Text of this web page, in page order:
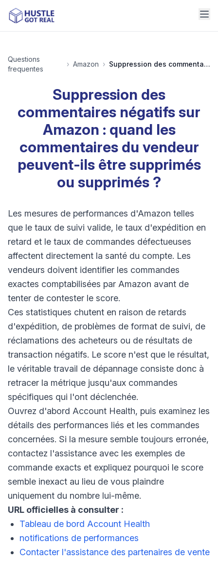
Questions
frequentes
› Amazon › Suppression des commentaires négatifs sur Amazon : quand les commentaires du vendeur peuvent-ils être supprimés ou supprimés ?
Suppression des
commentaires négatifs sur
Amazon : quand les
commentaires du vendeur
peuvent-ils être supprimés
ou supprimés ?
Les mesures de performances d'Amazon telles
que le taux de suivi valide, le taux d'expédition en
retard et le taux de commandes défectueuses
affectent directement la santé du compte. Les
vendeurs doivent identifier les commandes
exactes comptabilisées par Amazon avant de
tenter de contester le score.
Ces statistiques chutent en raison de retards
d'expédition, de problèmes de format de suivi, de
réclamations des acheteurs ou de résultats de
transaction négatifs. Le score n'est que le résultat,
le véritable travail de dépannage consiste donc à
retracer la métrique jusqu'aux commandes
spécifiques qui l'ont déclenchée.
Ouvrez d'abord Account Health, puis examinez les
détails des performances liés et les commandes
concernées. Si la mesure semble toujours erronée,
contactez l'assistance avec les exemples de
commande exacts et expliquez pourquoi le score
semble inexact au lieu de vous plaindre
uniquement du nombre lui-même.
URL officielles à consulter :
Tableau de bord Account Health
notifications de performances
Contacter l'assistance des partenaires de vente